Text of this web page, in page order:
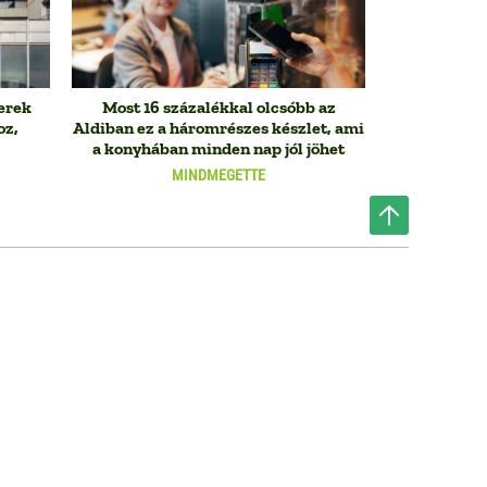
MINDMEGETTE
Most 16 százalékkal olcsóbb az
Aldiban ez a háromrészes készlet, ami
a konyhában minden nap jól jöhet